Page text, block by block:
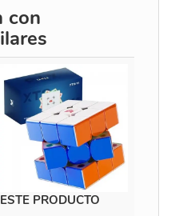
con
ESTE PRODUCTO